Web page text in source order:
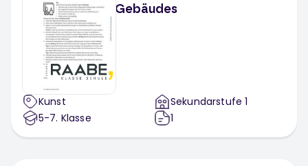
Gebäudes
Kunst
5-7. Klasse
Sekundarstufe 1
1